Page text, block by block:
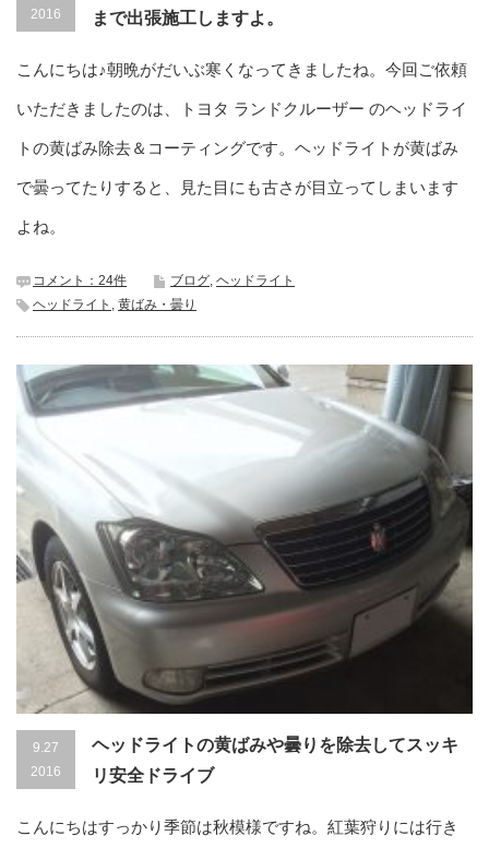
2016
まで出張施工しますよ。
こんにちは♪朝晩がだいぶ寒くなってきましたね。今回ご依頼
いただきましたのは、トヨタ ランドクルーザー のヘッドライ
トの黄ばみ除去＆コーティングです。ヘッドライトが黄ばみ
で曇ってたりすると、見た目にも古さが目立ってしまいます
よね。
コメント：24件 ブログ ヘッドライト
ヘッドライト
黄ばみ・曇り
9.27
2016
ヘッドライトの黄ばみや曇りを除去してスッキ
リ安全ドライブ
こんにちはすっかり季節は秋模様ですね。紅葉狩りには行き